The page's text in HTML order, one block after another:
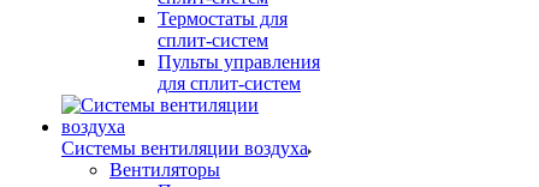
Термостаты для
сплит-систем
Пульты управления
для сплит-систем
Системы вентиляции воздуха
Вентиляторы